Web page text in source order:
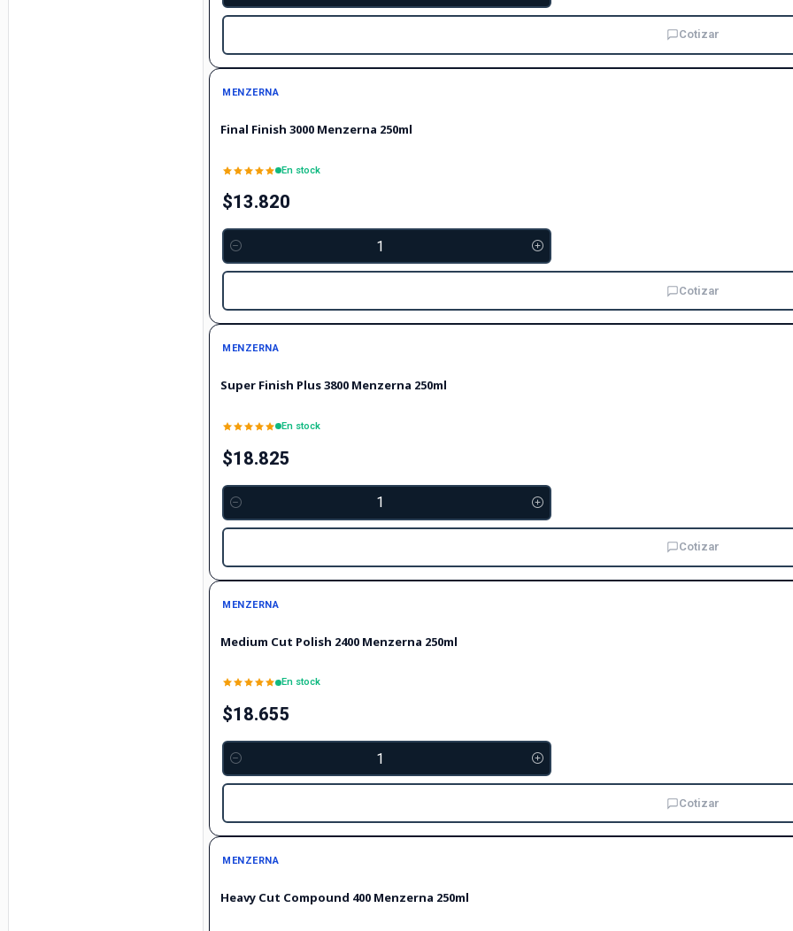
Cotizar
MENZERNA
Final Finish 3000 Menzerna 250ml
En stock
$13.820
Cantidad
Cotizar
MENZERNA
Super Finish Plus 3800 Menzerna 250ml
En stock
$18.825
Cantidad
Cotizar
MENZERNA
Medium Cut Polish 2400 Menzerna 250ml
En stock
$18.655
Cantidad
Cotizar
Agotado
MENZERNA
Heavy Cut Compound 400 Menzerna 250ml